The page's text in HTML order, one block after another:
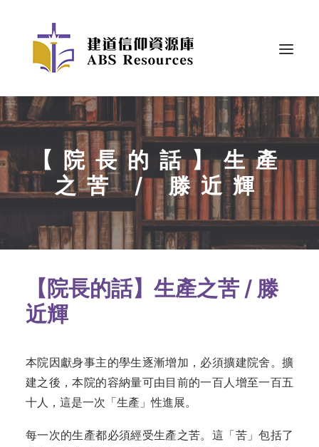
【院長的話】生產
之苦 / 滕近輝
【院長的話】生產之苦 / 滕
近輝
本院因獻身事主的學生逐漸增加，必須擴建院舍。擴
建之後，本院的容納量可由目前的一百人增至一百五
十人，這是一次「生產」性進展。
每一次的生產都必須經受生產之苦。這「苦」包括了